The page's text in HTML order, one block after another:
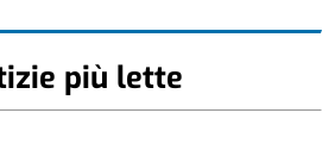
più lette